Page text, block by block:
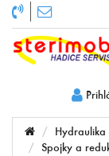
Hydraulika
Spojky a